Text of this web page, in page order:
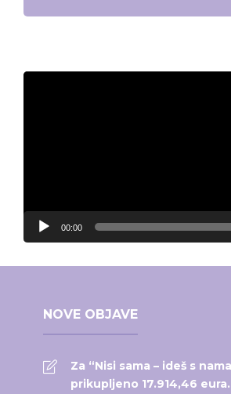
Video
00:00
NOVE OBJAVE
Za “Nisi sama – ideš s
prikupljeno 17.914,46